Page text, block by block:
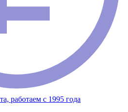
работаем с 1995 года